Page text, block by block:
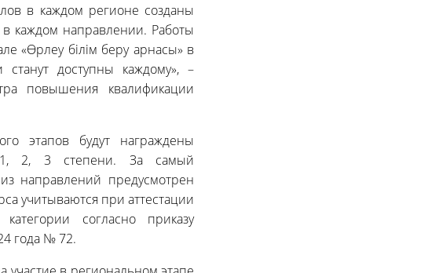
в каждом регионе созданы
каждом направлении. Работы
«Өрлеу білім беру арнасы» в
доступны каждому», –
повышения квалификации
этапов будут награждены
1, 2, 3 степени. За самый
направлений предусмотрен
учитываются при аттестации
согласно приказу
года № 72.